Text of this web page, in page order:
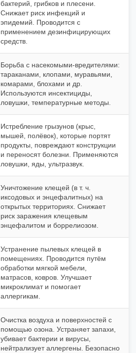
бактерий, грибков и плесени.
Снижает риск инфекций и
эпидемий. Проводится с
применением дезинфицирующих
средств.
Борьба с насекомыми‑вредителями:
тараканами, клопами, муравьями,
комарами, блохами и др.
Используются инсектициды,
ловушки, температурные методы.
Истребление грызунов (крыс,
мышей, полёвок), которые портят
продукты, повреждают конструкции
и переносят болезни. Применяются
ловушки, яды, ультразвук.
Уничтожение клещей (в т. ч.
иксодовых и энцефалитных) на
открытых территориях. Снижает
риск заражения клещевым
энцефалитом и боррелиозом.
Устранение пылевых клещей в
помещениях. Проводится путём
обработки мягкой мебели,
матрасов, ковров. Улучшает
микроклимат и помогает
аллергикам.
Очистка воздуха и поверхностей с
помощью озона. Устраняет запахи,
убивает бактерии и вирусы,
нейтрализует аллергены. Безопасно